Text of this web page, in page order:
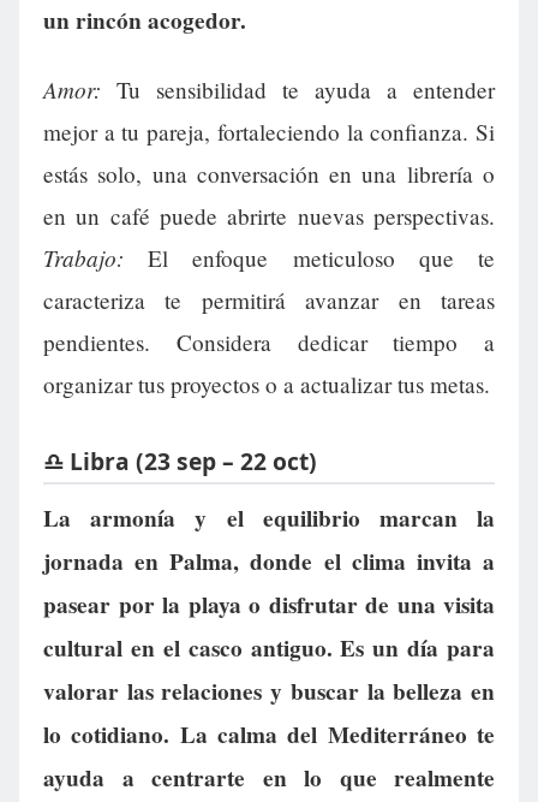
un rincón acogedor.
Amor: Tu sensibilidad te ayuda a entender
mejor a tu pareja, fortaleciendo la confianza. Si
estás solo, una conversación en una librería o
en un café puede abrirte nuevas perspectivas.
Trabajo: El enfoque meticuloso que te
caracteriza te permitirá avanzar en tareas
pendientes. Considera dedicar tiempo a
organizar tus proyectos o a actualizar tus metas.
♎ Libra (23 sep – 22 oct)
La armonía y el equilibrio marcan la
jornada en Palma, donde el clima invita a
pasear por la playa o disfrutar de una visita
cultural en el casco antiguo. Es un día para
valorar las relaciones y buscar la belleza en
lo cotidiano. La calma del Mediterráneo te
ayuda a centrarte en lo que realmente